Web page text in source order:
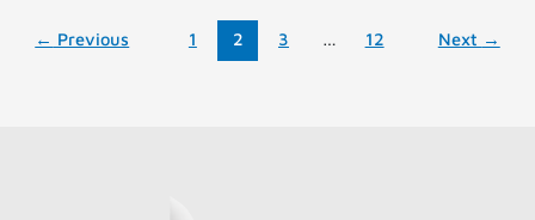
← Previous 1 2 3 … 12 Next →